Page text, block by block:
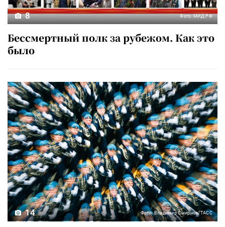
8 Фото: МИД РФ
Бессмертный полк за рубежом. Как это
было
14 Фото: Владимир Смирнов/ТАСС